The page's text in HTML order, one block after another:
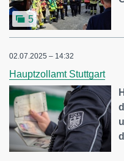
5
02.07.2025 – 14:32
Hauptzollamt Stuttgart